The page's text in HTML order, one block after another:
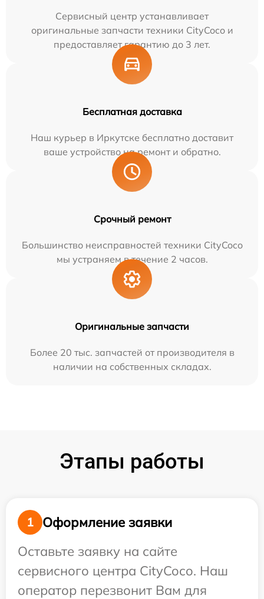
Сервисный центр устанавливает
оригинальные запчасти техники CityCoco и
предоставляет гарантию до 3 лет.
Бесплатная доставка
Наш курьер в Иркутске бесплатно доставит
ваше устройство на ремонт и обратно.
Срочный ремонт
Большинство неисправностей техники CityCoco
мы устраняем в течение 2 часов.
Оригинальные запчасти
Более 20 тыс. запчастей от производителя в
наличии на собственных складах.
Этапы работы
1
Оформление заявки
Оставьте заявку на сайте
сервисного центра CityCoco. Наш
оператор перезвонит Вам для